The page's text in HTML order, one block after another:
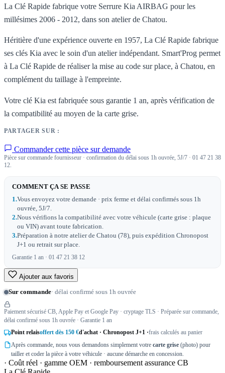
La Clé Rapide fabrique votre Serrure Kia AIRBAG pour les
millésimes 2006 - 2012, dans son atelier de Chatou.
Héritière d'une expérience ouverte en 1957, La Clé Rapide fabrique
ses clés Kia avec le soin d'un atelier indépendant. Smart'Prog permet
à La Clé Rapide de réaliser la mise au code sur place, à Chatou, en
complément du taillage à l'empreinte.
Votre clé Kia est fabriquée sous garantie 1 an, après vérification de
la compatibilité au moyen de la carte grise.
PARTAGER SUR :
Commander cette pièce sur demande
Pièce sur commande fournisseur · confirmation du délai sous 1h ouvrée, 5J/7 · 01 47 21 38
12.
COMMENT ÇA SE PASSE
1.Vous envoyez votre demande · prix ferme et délai confirmés sous 1h
ouvrée, 5J/7.
2.Nous vérifions la compatibilité avec votre véhicule (carte grise : plaque
ou VIN) avant toute fabrication.
3.Préparation à notre atelier de Chatou (78), puis expédition Chronopost
J+1 ou retrait sur place.
Garantie 1 an · 01 47 21 38 12
Ajouter aux favoris
Sur commande· délai confirmé sous 1h ouvrée
Paiement sécurisé CB, Apple Pay et Google Pay · cryptage TLS · Préparée sur commande,
délai confirmé sous 1h ouvrée · Garantie 1 an
Point relaisoffert dès 150 €d'achat · Chronopost J+1 ·frais calculés au panier
Après commande, nous vous demandons simplement votre carte grise (photo) pour
tailler et coder la pièce à votre véhicule · aucune démarche en concession.
· Coût réel · gamme OEM · remboursement assurance CB